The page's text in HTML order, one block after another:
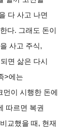
다 사고 나면
다. 그래도 돈이
사고 주식,
면 삶은 다시
>에는
이 시행한 돈에
따르면 복권
교했을 때, 현재